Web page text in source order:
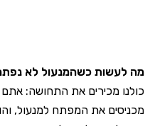
כשהמנעול לא נפתח?
מכירים את התחושה: אתם
את המפתח למנעול, והוא